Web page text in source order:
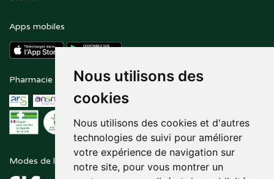
Nous utilisons des
cookies
Nous utilisons des cookies et d'autres
technologies de suivi pour améliorer
votre expérience de navigation sur
notre site, pour vous montrer un
Apps mobiles
Pharmacie en ligne agréée Paiement sécurisé
Modes de livraison Suivez-nous sur